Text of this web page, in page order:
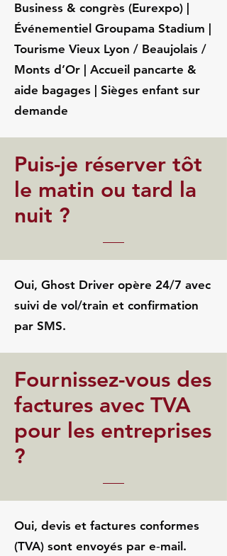
Business & congrès (Eurexpo) |
Événementiel Groupama Stadium |
Tourisme Vieux Lyon / Beaujolais /
Monts d’Or | Accueil pancarte &
aide bagages | Sièges enfant sur
demande
Puis-je réserver tôt
le matin ou tard la
nuit ?
Oui, Ghost Driver opère 24/7 avec
suivi de vol/train et confirmation
par SMS.
Fournissez-vous des
factures avec TVA
pour les entreprises
?
Oui, devis et factures conformes
(TVA) sont envoyés par e‑mail.